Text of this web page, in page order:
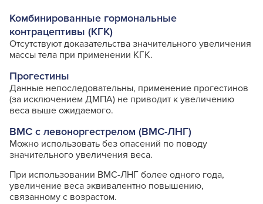
Комбинированные гормональные
контрацептивы (КГК)
Отсутствуют доказательства значительного увеличения
массы тела при применении КГК.
Прогестины
Данные непоследовательны, применение прогестинов
(за исключением ДМПА) не приводит к увеличению
веса выше ожидаемого.
ВМС с левоноргестрелом (ВМС-ЛНГ)
Можно использовать без опасений по поводу
значительного увеличения веса.
При использовании ВМС-ЛНГ более одного года,
увеличение веса эквивалентно повышению,
связанному с возрастом.